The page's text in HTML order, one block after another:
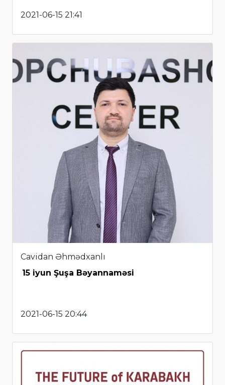
2021-06-15 21:41
Cavidan Əhmədxanlı
15 iyun Şuşa Bəyannaməsi
2021-06-15 20:44